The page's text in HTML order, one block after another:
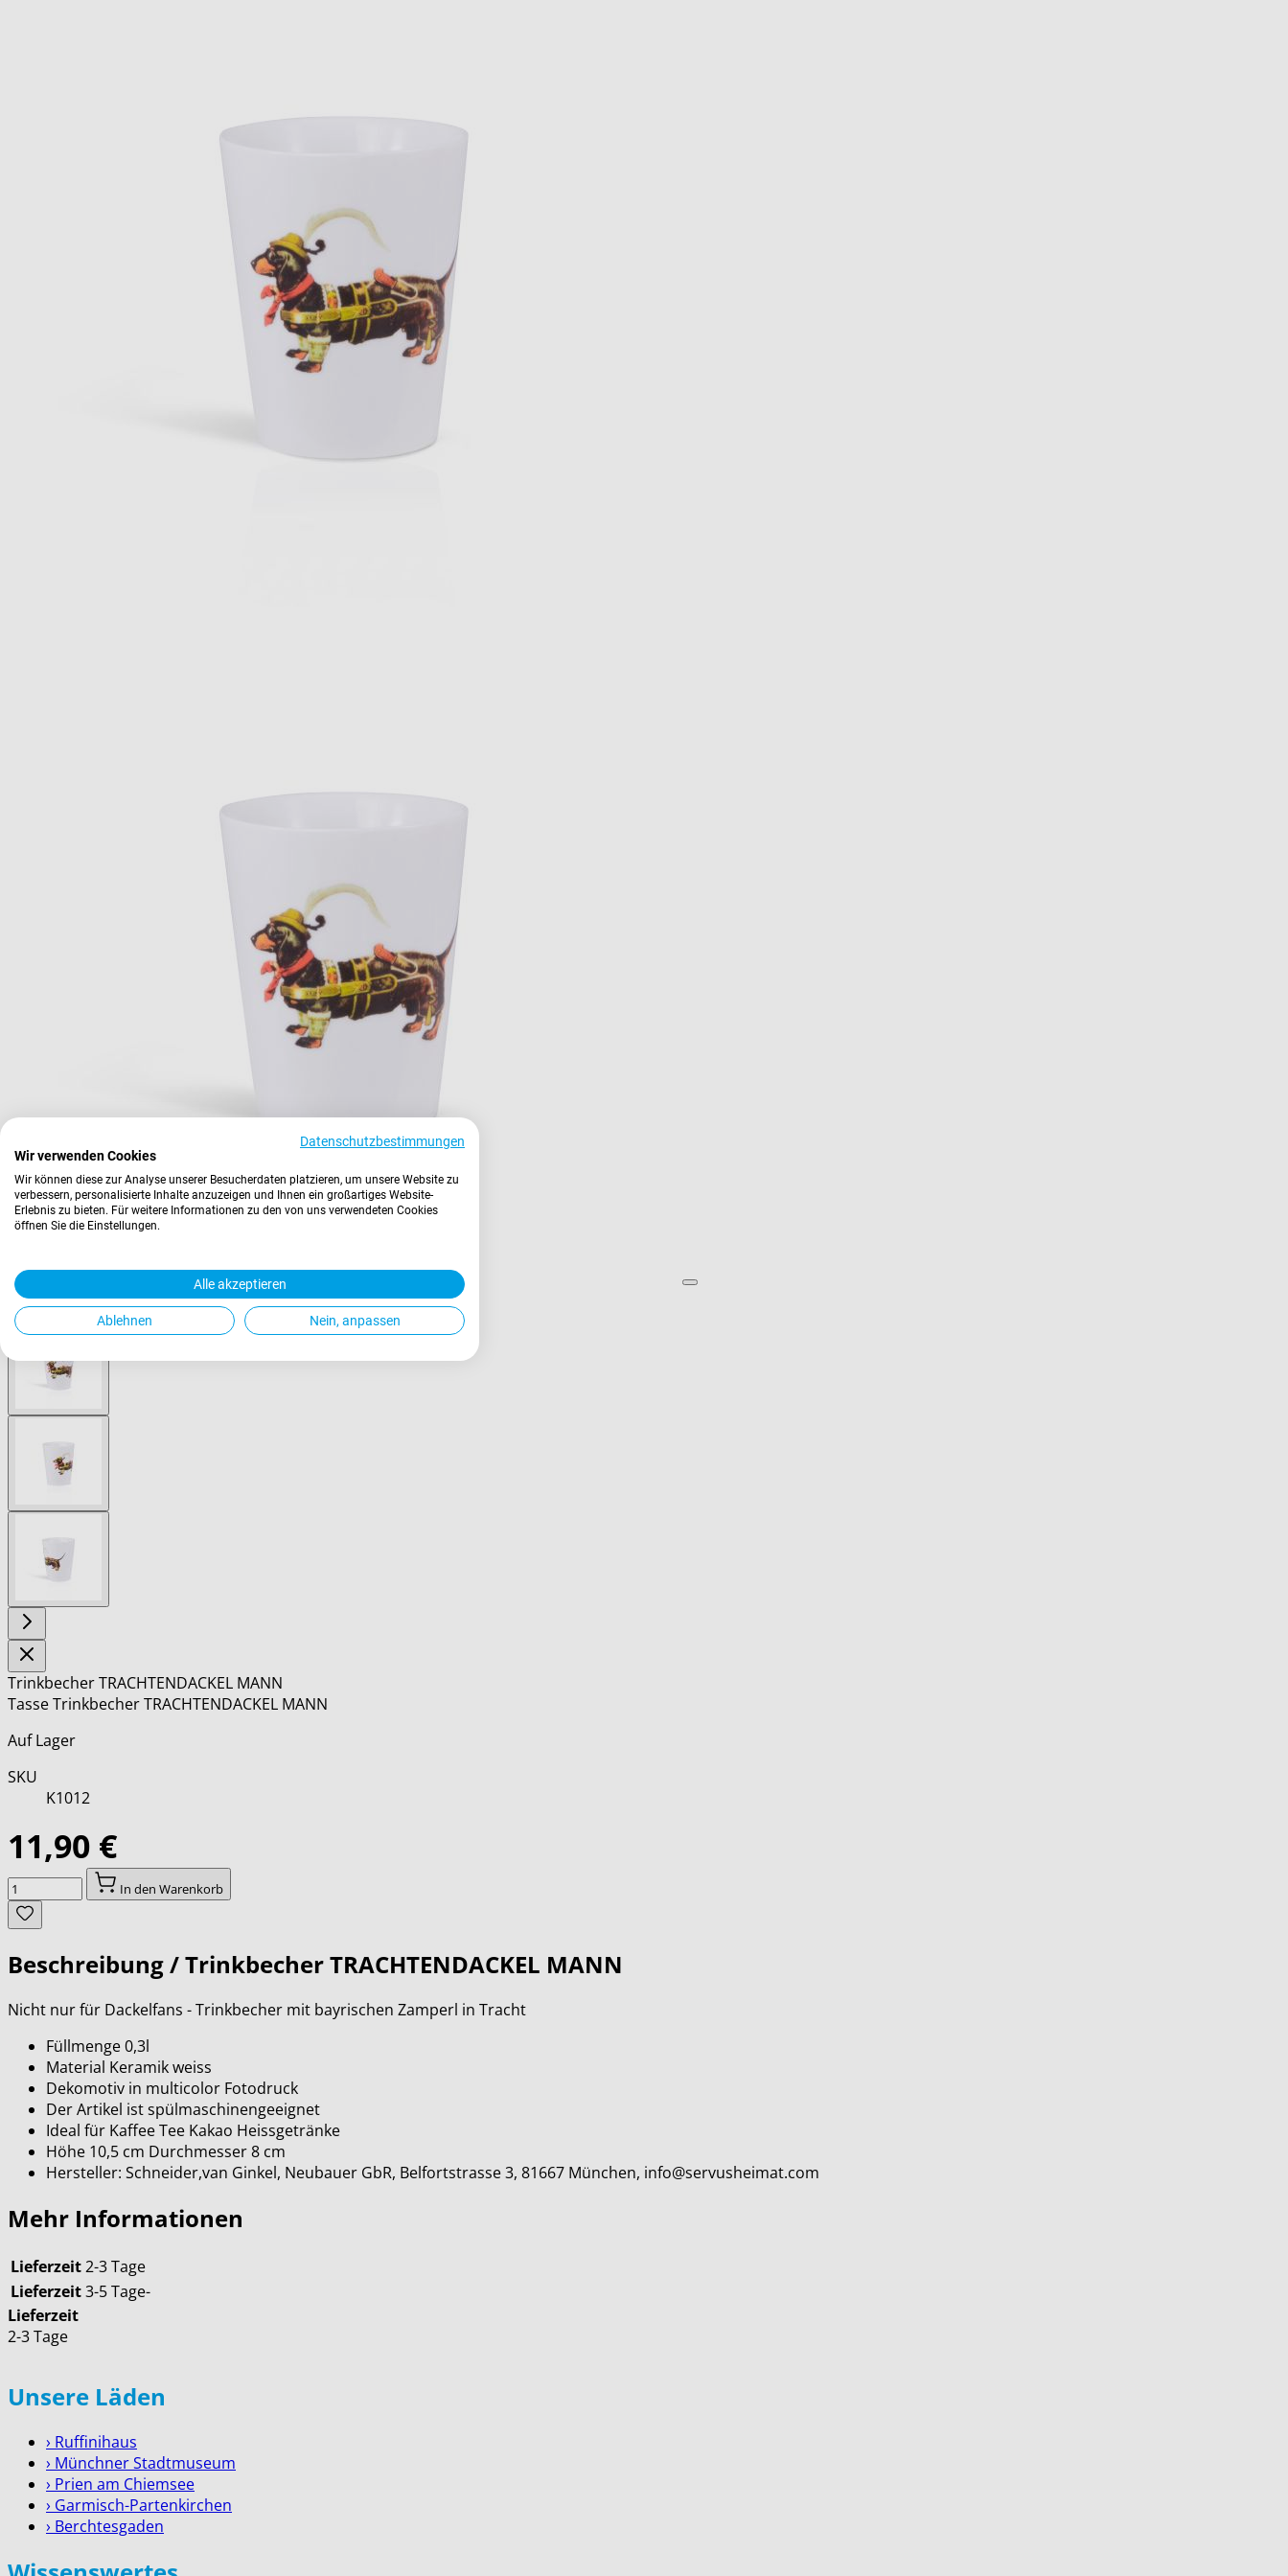
View
image
larger
image
larger
image
Trinkbecher TRACHTENDACKEL MANN
Tasse Trinkbecher TRACHTENDACKEL MANN
Auf Lager
SKU
K1012
11,90 €
Menge
In den Warenkorb
Beschreibung /Trinkbecher TRACHTENDACKEL MANN
Nicht nur für Dackelfans - Trinkbecher mit bayrischen Zamperl in Tracht
Füllmenge 0,3l
Material Keramik weiss
Dekomotiv in multicolor Fotodruck
Der Artikel ist spülmaschinengeeignet
Ideal für Kaffee Tee Kakao Heissgetränke
Höhe 10,5 cm Durchmesser 8 cm
Hersteller: Schneider,van Ginkel, Neubauer GbR, Belfortstrasse 3, 81667 München, info@servusheimat.com
Mehr Informationen
Lieferzeit2-3 Tage
Lieferzeit3-5 Tage-
Lieferzeit
2-3 Tage
Unsere Läden
› Ruffinihaus
› Münchner Stadtmuseum
› Prien am Chiemsee
› Garmisch-Partenkirchen
› Berchtesgaden
Datenschutzbestimmungen
Wir verwenden Cookies
Wir können diese zur Analyse unserer Besucherdaten platzieren, um unsere Website zu
verbessern, personalisierte Inhalte anzuzeigen und Ihnen ein großartiges Website-
Erlebnis zu bieten. Für weitere Informationen zu den von uns verwendeten Cookies
öffnen Sie die Einstellungen.
Alle akzeptieren
Ablehnen Nein, anpassen